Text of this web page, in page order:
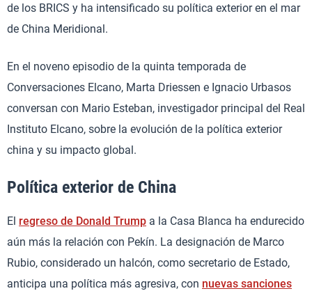
de los BRICS y ha intensificado su política exterior en el mar
de China Meridional.
En el noveno episodio de la quinta temporada de
Conversaciones Elcano, Marta Driessen e Ignacio Urbasos
conversan con Mario Esteban, investigador principal del Real
Instituto Elcano, sobre la evolución de la política exterior
china y su impacto global.
Política exterior de China
El regreso de Donald Trump a la Casa Blanca ha endurecido
aún más la relación con Pekín. La designación de Marco
Rubio, considerado un halcón, como secretario de Estado,
anticipa una política más agresiva, con nuevas sanciones